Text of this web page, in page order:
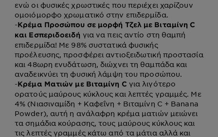
ενώ οι φυσικές χρωστικές που περιέχει χαρίζουν
ομοιόμορφο χρωματικό στην επιδερμίδα.
-Κρέμα Προσώπου σε μορφή Τζελ με Βιταμίνη C
και Εσπεριδοειδή για να πεις αντίο στη θαμπή
επιδερμίδα! Με 98% συστατικά φυσικής
προέλευσης, προσφέρει αντιοξειδωτική προστασία
και 48ωρη ενυδάτωση, διώχνει τη θαμπάδα και
αναδεικνύει τη φυσική λάμψη του προσώπου.
-Κρέμα Ματιών με Βιταμίνη C για λιγότερο
ορατούς μαύρους κύκλους και λεπτές γραμμές. Με
4% (Νιασιναμίδη + Καφεΐνη + Βιταμίνη C + Banana
Powder), αυτή η ανάλαφρη κρέμα ματιών μειώνει
τα σημάδια κούρασης, τους μαύρους κύκλους και
τις λεπτές γραμμές κάτω από τα μάτια αλλά και